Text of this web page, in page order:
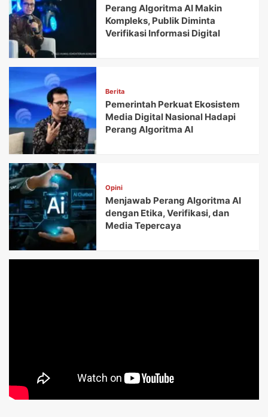
Perang Algoritma AI Makin
Kompleks, Publik Diminta
Verifikasi Informasi Digital
Berita
Pemerintah Perkuat Ekosistem
Media Digital Nasional Hadapi
Perang Algoritma AI
Opini
Menjawab Perang Algoritma AI
dengan Etika, Verifikasi, dan
Media Tepercaya